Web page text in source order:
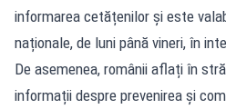
informarea cetățenilor și este
naționale, de luni până vineri, în
De asemenea, românii aflați în
informații despre prevenirea și